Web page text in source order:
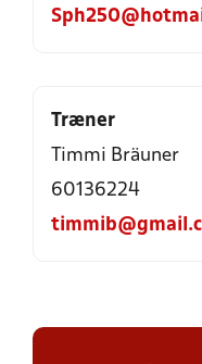
Træner
Timmi Bräuner
60136224